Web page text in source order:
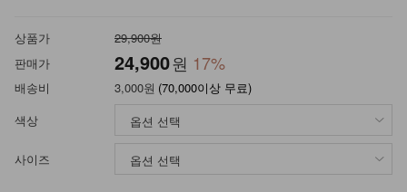
상품가
29,900원
판매가
24,900원 17%
배송비 3,000원 (70,000이상 무료)
색상
사이즈